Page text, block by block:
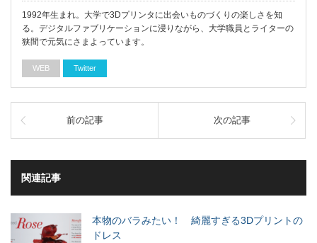
1992年生まれ。大学で3Dプリンタに出会いものづくりの楽しさを知
る。デジタルファブリケーションに浸りながら、大学職員とライターの
狭間で元気にさまよっています。
WEB Twitter
前の記事 次の記事
関連記事
本物のバラみたい！ 綺麗すぎる3Dプリントの
ドレス